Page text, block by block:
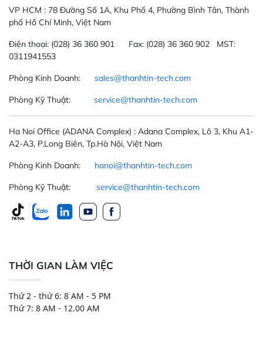
VP HCM : 78 Đường Số 1A, Khu Phố 4, Phường Bình Tân, Thành
phố Hồ Chí Minh, Việt Nam
Điện thoại: (028) 36 360 901 Fax: (028) 36 360 902 MST:
0311941553
Phòng Kinh Doanh: sales@thanhtin-tech.com
Phòng Kỹ Thuật: service@thanhtin-tech.com
Ha Noi Office (ADANA Complex) : Adana Complex, Lô 3, Khu A1-
A2-A3, P.Long Biên, Tp.Hà Nội, Việt Nam
Phòng Kinh Doanh: hanoi@thanhtin-tech.com
Phòng Kỹ Thuật: service@thanhtin-tech.com
THỜI GIAN LÀM VIỆC
Thứ 2 - thứ 6: 8 AM - 5 PM
Thứ 7: 8 AM - 12.00 AM